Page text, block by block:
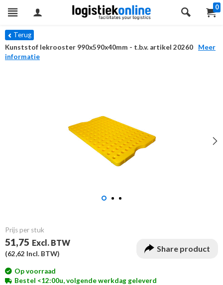
0
Terug
Kunststof lekrooster 990x590x40mm - t.b.v. artikel 20260
Meer
informatie
Prijs per stuk
51,75 Excl. BTW
(62,62 Incl. BTW)
Share product
Op voorraad
Bestel <12:00u, volgende werkdag geleverd